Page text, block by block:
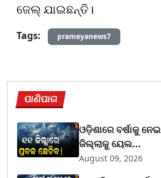
ଜେଲ୍ ଯାଇଛନ୍ତି।
Tags: prameyanews7
ପାଣିପାଗ
ଓଡ଼ିଶାରେ ବର୍ଷାକୁ
ଜିଲ୍ଲାକୁ ୟେଲ...
August 09, 2026